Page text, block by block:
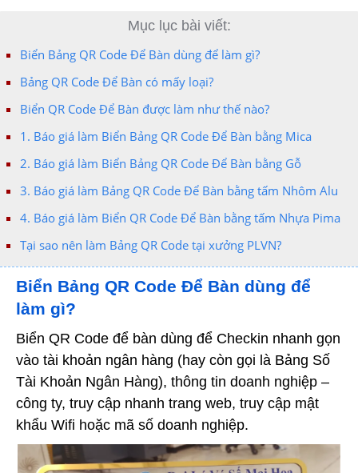
Mục lục bài viết:
Biển Bảng QR Code Để Bàn dùng để làm gì?
Bảng QR Code Để Bàn có mấy loại?
Biển QR Code Để Bàn được làm như thế nào?
1. Báo giá làm Biển Bảng QR Code Để Bàn bằng Mica
2. Báo giá làm Biển Bảng QR Code Để Bàn bằng Gỗ
3. Báo giá làm Bảng QR Code Để Bàn bằng tấm Nhôm Alu
4. Báo giá làm Biển QR Code Để Bàn bằng tấm Nhựa Pima
Tại sao nên làm Bảng QR Code tại xưởng PLVN?
Biển Bảng QR Code Để Bàn dùng để
làm gì?
Biển QR Code để bàn dùng để Checkin nhanh gọn
vào tài khoản ngân hàng (hay còn gọi là Bảng Số
Tài Khoản Ngân Hàng), thông tin doanh nghiệp –
công ty, truy cập nhanh trang web, truy cập mật
khẩu Wifi hoặc mã số doanh nghiệp.